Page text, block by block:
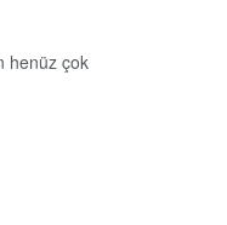
henüz çok